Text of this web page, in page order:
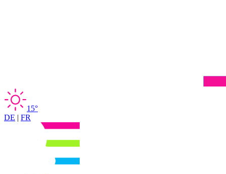
15°
DE | FR